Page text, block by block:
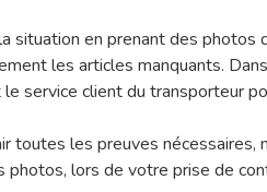
situation en prenant des photos
les articles manquants.
service client du transporteur
toutes les preuves nécessaires,
photos, lors de votre prise de